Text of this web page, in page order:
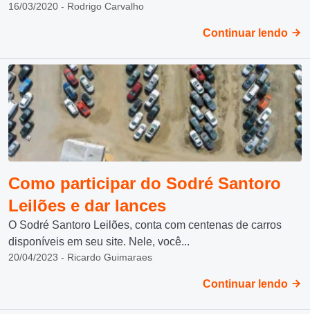
16/03/2020 - Rodrigo Carvalho
Continuar lendo
Como participar do Sodré Santoro
Leilões e dar lances
O Sodré Santoro Leilões, conta com centenas de carros
disponíveis em seu site. Nele, você...
20/04/2023 - Ricardo Guimaraes
Continuar lendo